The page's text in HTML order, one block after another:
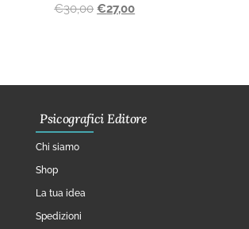
€30,00 €27,00
Psicografici Editore
Chi siamo
Shop
La tua idea
Spedizioni